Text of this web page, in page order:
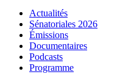
Actualités
Sénatoriales 2026
Émissions
Documentaires
Podcasts
Programme